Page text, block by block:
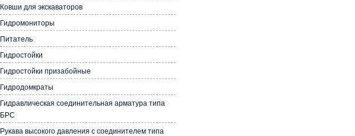
Ковши для экскаваторов
Гидромониторы
Питатель
Гидростойки
Гидростойки призабойные
Гидродомкраты
Гидравлическая соединительная арматура типа
БРС
Рукава высокого давления с соединителем типа